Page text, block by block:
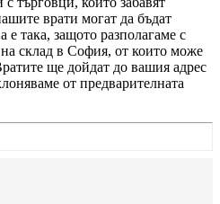
врати могат да бъдат
така, защото разполагаме с
склад в София, от които може
ще дойдат до вашия адрес
от предварителната